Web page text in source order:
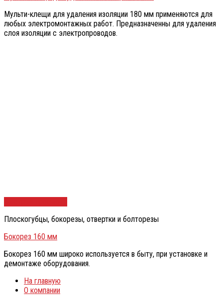
Мульти-клещи для удаления изоляции 180 мм применяются для
любых электромонтажных работ. Предназначенны для удаления
слоя изоляции с электропроводов.
Плоскогубцы, бокорезы, отвертки и болторезы
Бокорез 160 мм
Бокорез 160 мм широко используется в быту, при установке и
демонтаже оборудования.
На главную
О компании